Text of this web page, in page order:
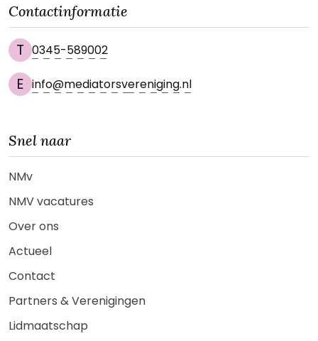
Contactinformatie
T 0345-589002
E info@mediatorsvereniging.nl
Snel naar
NMv
NMV vacatures
Over ons
Actueel
Contact
Partners & Verenigingen
Lidmaatschap